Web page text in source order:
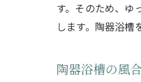
す。そのため、ゆ
します。陶器浴槽
陶器浴槽の風